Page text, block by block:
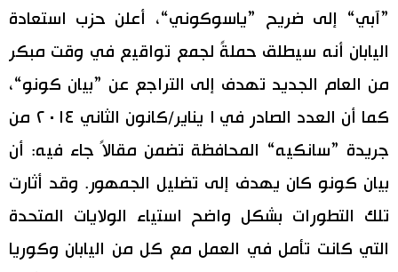
”آبي“ إلى ضريح ”ياسوكوني“، أعلن حزب استعادة
اليابان أنه سيطلق حملةً لجمع تواقيع في وقت مبكر
من العام الجديد تهدف إلى التراجع عن ”بيان كونو“،
كما أن العدد الصادر في ١ يناير/كانون الثاني ٢٠١٤ من
جريدة ”سانكيه“ المحافظة تضمن مقالاً جاء فيه: أن
بيان كونو كان يهدف إلى تضليل الجمهور. وقد أثارت
تلك التطورات بشكل واضح استياء الولايات المتحدة
التي كانت تأمل في العمل مع كل من اليابان وكوريا